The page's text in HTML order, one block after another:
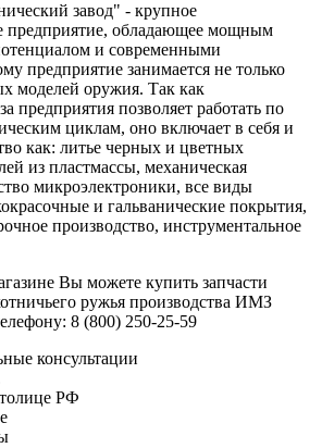
завод" - крупное
предприятие, обладающее мощным
и современными
предприятие занимается не только
моделей оружия. Так как
предприятия позволяет работать по
циклам, оно включает в себя и
как: литье черных и цветных
из пластмассы, механическая
микроэлектроники, все виды
и гальванические покрытия,
производство, инструментальное
Вы можете купить запчасти
ружья производства ИМЗ
8 (800) 250-25-59
консультации
РФ